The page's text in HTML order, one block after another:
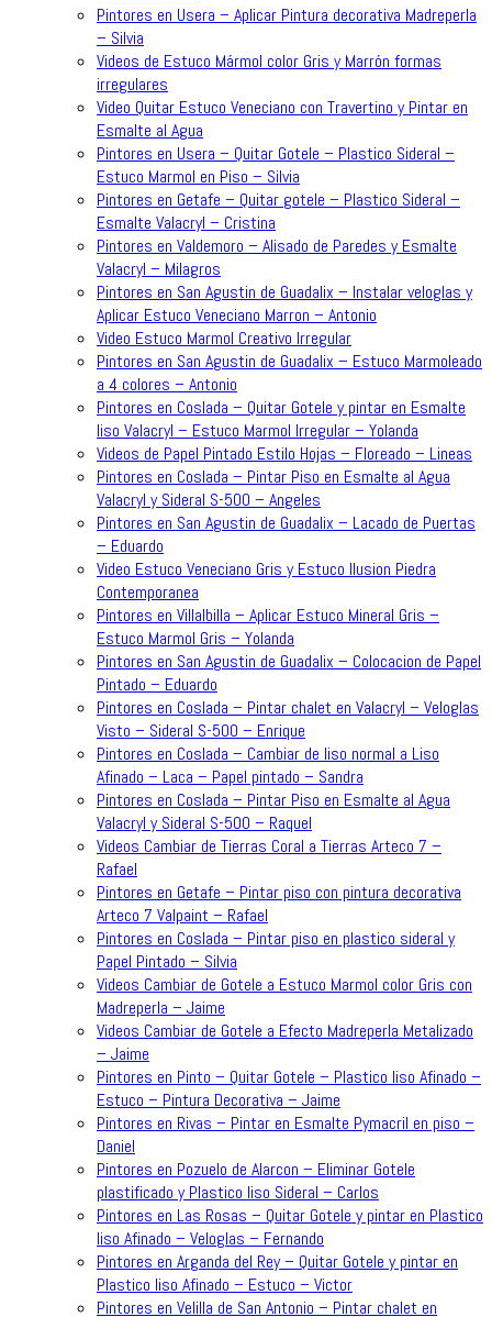
Pintores en Usera – Aplicar Pintura decorativa Madreperla
– Silvia
Videos de Estuco Mármol color Gris y Marrón formas
irregulares
Video Quitar Estuco Veneciano con Travertino y Pintar en
Esmalte al Agua
Pintores en Usera – Quitar Gotele – Plastico Sideral –
Estuco Marmol en Piso – Silvia
Pintores en Getafe – Quitar gotele – Plastico Sideral –
Esmalte Valacryl – Cristina
Pintores en Valdemoro – Alisado de Paredes y Esmalte
Valacryl – Milagros
Pintores en San Agustin de Guadalix – Instalar veloglas y
Aplicar Estuco Veneciano Marron – Antonio
Video Estuco Marmol Creativo Irregular
Pintores en San Agustin de Guadalix – Estuco Marmoleado
a 4 colores – Antonio
Pintores en Coslada – Quitar Gotele y pintar en Esmalte
liso Valacryl – Estuco Marmol Irregular – Yolanda
Videos de Papel Pintado Estilo Hojas – Floreado – Lineas
Pintores en Coslada – Pintar Piso en Esmalte al Agua
Valacryl y Sideral S-500 – Angeles
Pintores en San Agustin de Guadalix – Lacado de Puertas
– Eduardo
Video Estuco Veneciano Gris y Estuco Ilusion Piedra
Contemporanea
Pintores en Villalbilla – Aplicar Estuco Mineral Gris –
Estuco Marmol Gris – Yolanda
Pintores en San Agustin de Guadalix – Colocacion de Papel
Pintado – Eduardo
Pintores en Coslada – Pintar chalet en Valacryl – Veloglas
Visto – Sideral S-500 – Enrique
Pintores en Coslada – Cambiar de liso normal a Liso
Afinado – Laca – Papel pintado – Sandra
Pintores en Coslada – Pintar Piso en Esmalte al Agua
Valacryl y Sideral S-500 – Raquel
Videos Cambiar de Tierras Coral a Tierras Arteco 7 –
Rafael
Pintores en Getafe – Pintar piso con pintura decorativa
Arteco 7 Valpaint – Rafael
Pintores en Coslada – Pintar piso en plastico sideral y
Papel Pintado – Silvia
Videos Cambiar de Gotele a Estuco Marmol color Gris con
Madreperla – Jaime
Videos Cambiar de Gotele a Efecto Madreperla Metalizado
– Jaime
Pintores en Pinto – Quitar Gotele – Plastico liso Afinado –
Estuco – Pintura Decorativa – Jaime
Pintores en Rivas – Pintar en Esmalte Pymacril en piso –
Daniel
Pintores en Pozuelo de Alarcon – Eliminar Gotele
plastificado y Plastico liso Sideral – Carlos
Pintores en Las Rosas – Quitar Gotele y pintar en Plastico
liso Afinado – Veloglas – Fernando
Pintores en Arganda del Rey – Quitar Gotele y pintar en
Plastico liso Afinado – Estuco – Victor
Pintores en Velilla de San Antonio – Pintar chalet en